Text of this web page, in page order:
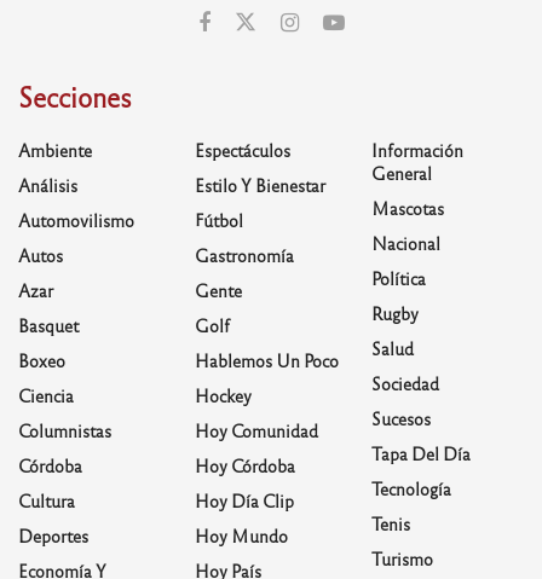
Secciones
Ambiente
Análisis
Automovilismo
Autos
Azar
Basquet
Boxeo
Ciencia
Columnistas
Córdoba
Cultura
Deportes
Economía Y
Espectáculos
Estilo Y Bienestar
Fútbol
Gastronomía
Gente
Golf
Hablemos Un Poco
Hockey
Hoy Comunidad
Hoy Córdoba
Hoy Día Clip
Hoy Mundo
Hoy País
Información
General
Mascotas
Nacional
Política
Rugby
Salud
Sociedad
Sucesos
Tapa Del Día
Tecnología
Tenis
Turismo